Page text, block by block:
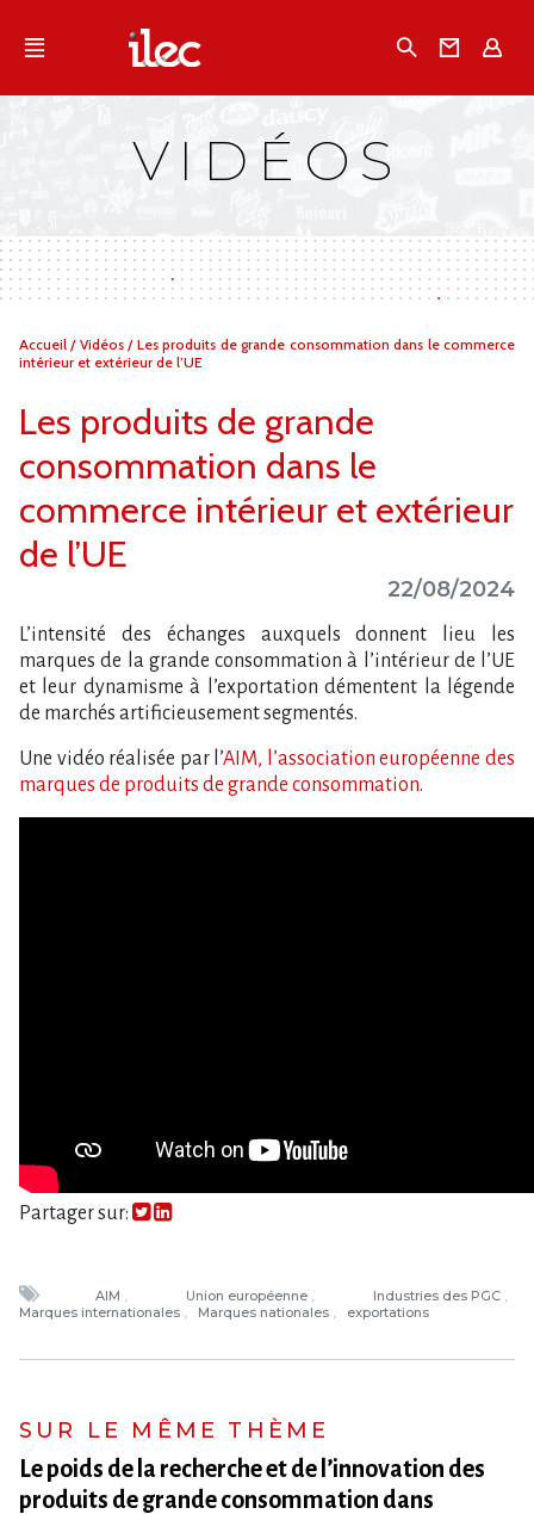
Qu'est-ce que l’Ilec
Campagnes multimarques
VIDÉOS
Vous
êtes
Accueil/ Vidéos/ Les produits de grande consommation dans le commerce
intérieur et extérieur de l’UE
Les produits de grande
consommation dans le
commerce intérieur et extérieur
de l’UE
22/08/2024
L’intensité des échanges auxquels donnent lieu les
marques de la grande consommation à l’intérieur de l’UE
et leur dynamisme à l’exportation démentent la légende
de marchés artificieusement segmentés.
Une vidéo réalisée par l’AIM, l’association européenne des
marques de produits de grande consommation.
Partager sur:
AIM Union européenne
Industries des PGC
Marques internationales
Marques nationales exportations
SUR LE MÊME THÈME
Le poids de la recherche et de l’innovation des
produits de grande consommation dans